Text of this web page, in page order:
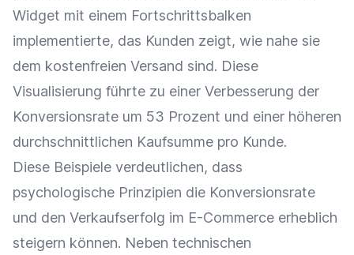
Widget mit einem Fortschrittsbalken
implementierte, das Kunden zeigt, wie nahe sie
dem kostenfreien Versand sind. Diese
Visualisierung führte zu einer Verbesserung der
Konversionsrate um 53 Prozent und einer höheren
durchschnittlichen Kaufsumme pro Kunde.
Diese Beispiele verdeutlichen, dass
psychologische Prinzipien die Konversionsrate
und den Verkaufserfolg im E-Commerce erheblich
steigern können. Neben technischen